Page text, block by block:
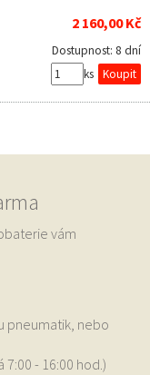
2 160,00 Kč
Dostupnost: 8 dní
ks
vám
pneumatik, nebo
7:00 - 16:00 hod.)